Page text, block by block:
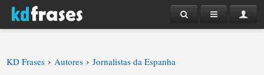
KD Frases › Autores › Jornalistas da Espanha